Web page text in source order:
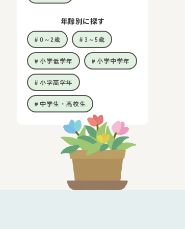
年齢別に探す
0～2歳 3～5歳
小学低学年 小学中学年
小学高学年
中学生・高校生